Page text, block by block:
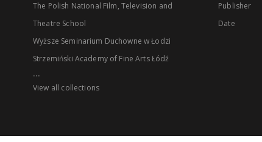
The Polish National Film, Television and
Theatre School
Wyższe Seminarium Duchowne w Łodzi
Strzemiński Academy of Fine Arts Łódź
...
View all collections
Publisher
Date